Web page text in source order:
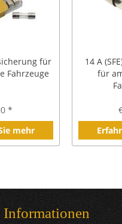
für
Fahrzeuge
*
mehr
14 A
für
Informationen